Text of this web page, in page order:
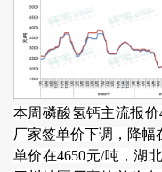
本周磷酸氢钙主流报价
厂家签单价下调，降幅
单价在4650元/吨，湖